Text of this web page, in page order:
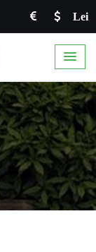
Lei